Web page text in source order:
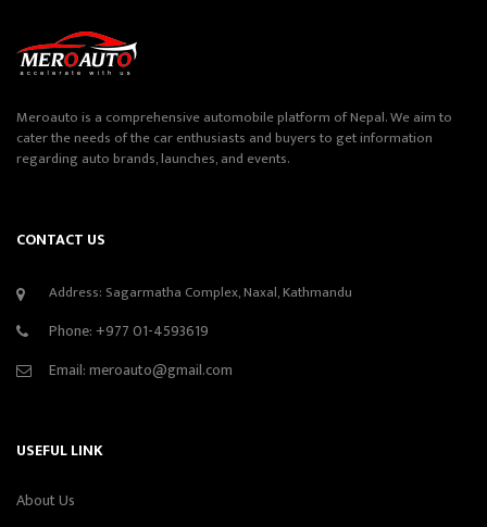
Meroauto is a comprehensive automobile platform of Nepal. We aim to
cater the needs of the car enthusiasts and buyers to get information
regarding auto brands, launches, and events.
CONTACT US
Address: Sagarmatha Complex, Naxal, Kathmandu
Phone: +977 01-4593619
Email:meroauto@gmail.com
USEFUL LINK
About Us